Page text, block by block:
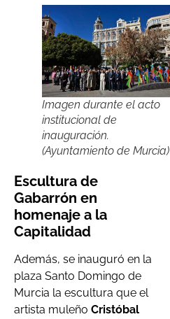
Imagen durante el acto
institucional de
inauguración.
(Ayuntamiento de Murcia)
Escultura de
Gabarrón en
homenaje a la
Capitalidad
Además, se inauguró en la
plaza Santo Domingo de
Murcia la escultura que el
artista muleño Cristóbal